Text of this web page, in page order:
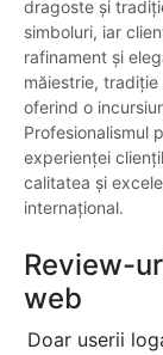
dragoste și
simboluri, iar
rafinament și
măiestrie,
oferind o
Profesionalismul
experienței
calitatea și
internațional.
Review-
web
Doar userii